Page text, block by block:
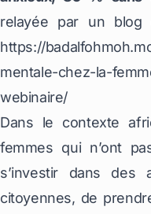
relayée par un blog
https://
mentale-chez-la-
webinaire/
Dans le contexte
femmes qui n’ont
s’investir dans des
citoyennes, de